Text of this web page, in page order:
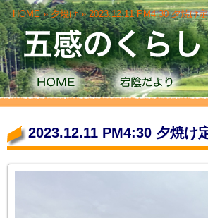
HOME»夕焼け» 2023.12.11 PM4:30 夕焼け
2023.12.11 PM4:30 夕焼